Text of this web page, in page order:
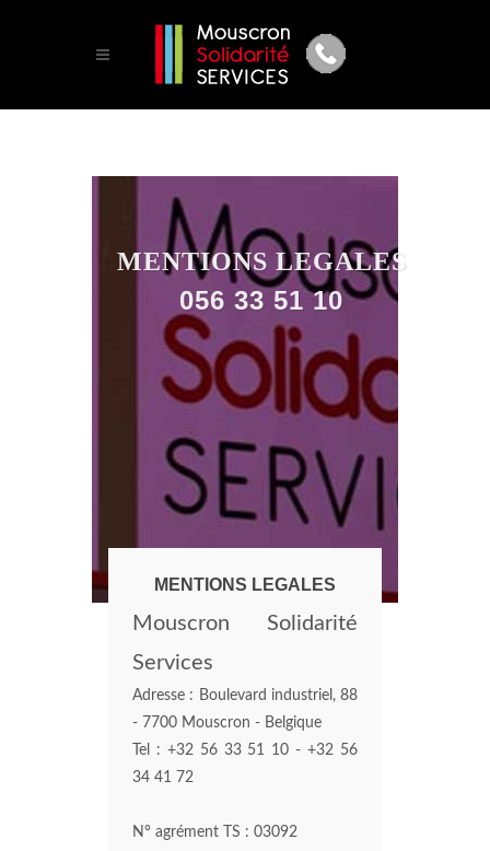
MENTIONS LEGALES
056 33 51 10
MENTIONS LEGALES
Mouscron Solidarité
Services
Adresse : Boulevard industriel, 88
- 7700 Mouscron - Belgique
Tel : +32 56 33 51 10 - +32 56
34 41 72
N° agrément TS : 03092